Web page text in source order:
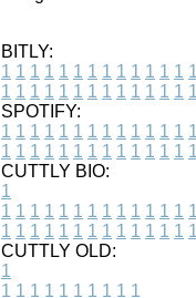
BITLY:
1 1 1 1 1 1 1 1 1 1 1 1 1 1
1 1 1 1 1 1 1 1 1 1 1 1 1 1
SPOTIFY:
1 1 1 1 1 1 1 1 1 1 1 1 1 1
1 1 1 1 1 1 1 1 1 1 1 1 1 1
CUTTLY BIO:
1
1 1 1 1 1 1 1 1 1 1 1 1 1 1
1 1 1 1 1 1 1 1 1 1 1 1 1 1
CUTTLY OLD:
1
1 1 1 1 1 1 1 1 1 1